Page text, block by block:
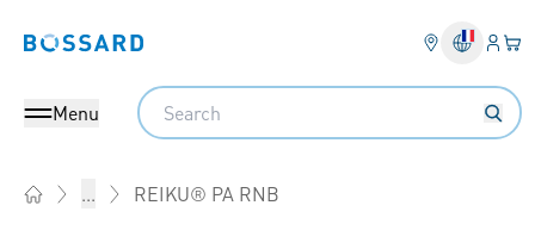
Bossard homepage
Menu
Search
... REIKU® PA RNB